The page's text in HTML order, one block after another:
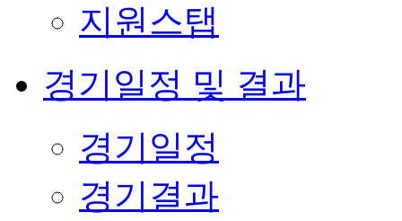
지원스탭
경기일정 및 결과
경기일정
경기결과